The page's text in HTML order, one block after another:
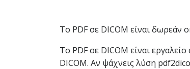
Το PDF σε DICOM είναι δωρεάν
Το PDF σε DICOM είναι
DICOM. Αν ψάχνεις λύση